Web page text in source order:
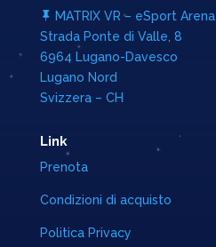

MATRIX VR – eSport Arena
Strada Ponte di Valle, 8
6964 Lugano-Davesco
Lugano Nord
Svizzera – CH
Link
Prenota
Condizioni di acquisto
Politica Privacy